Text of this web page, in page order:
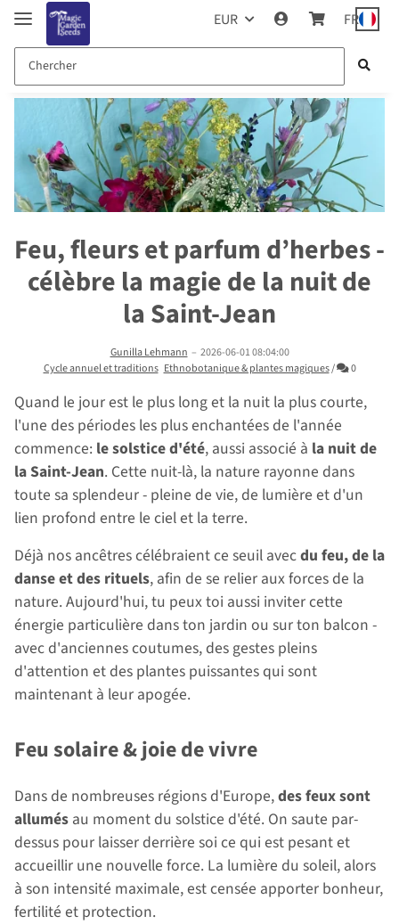
EUR FR
Feu, fleurs et parfum d’herbes -
célèbre la magie de la nuit de
la Saint-Jean
Gunilla Lehmann – 2026-06-01 08:04:00
Cycle annuel et traditions Ethnobotanique & plantes magiques/ 0
Quand le jour est le plus long et la nuit la plus courte,
l'une des périodes les plus enchantées de l'année
commence: le solstice d'été, aussi associé à la nuit de
la Saint-Jean. Cette nuit-là, la nature rayonne dans
toute sa splendeur - pleine de vie, de lumière et d'un
lien profond entre le ciel et la terre.
Déjà nos ancêtres célébraient ce seuil avecdu feu, de la
danse et des rituels, afin de se relier aux forces de la
nature. Aujourd'hui, tu peux toi aussi inviter cette
énergie particulière dans ton jardin ou sur ton balcon -
avec d'anciennes coutumes, des gestes pleins
d'attention et des plantes puissantes qui sont
maintenant à leur apogée.
Feu solaire & joie de vivre
Dans de nombreuses régions d'Europe,des feux sont
allumés au moment du solstice d'été. On saute par-
dessus pour laisser derrière soi ce qui est pesant et
accueillir une nouvelle force. La lumière du soleil, alors
à son intensité maximale, est censée apporter bonheur,
fertilité et protection.